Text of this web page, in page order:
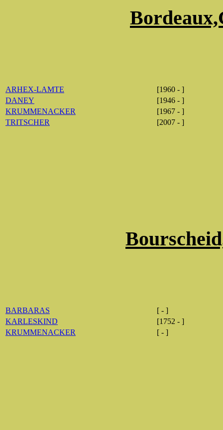
ARHEX-LAMTE
[1960 - ]
DANEY
[1946 - ]
KRUMMENACKER
[1967 - ]
TRITSCHER
[2007 - ]
BARBARAS
[ - ]
KARLESKIND
[1752 - ]
KRUMMENACKER
[ - ]